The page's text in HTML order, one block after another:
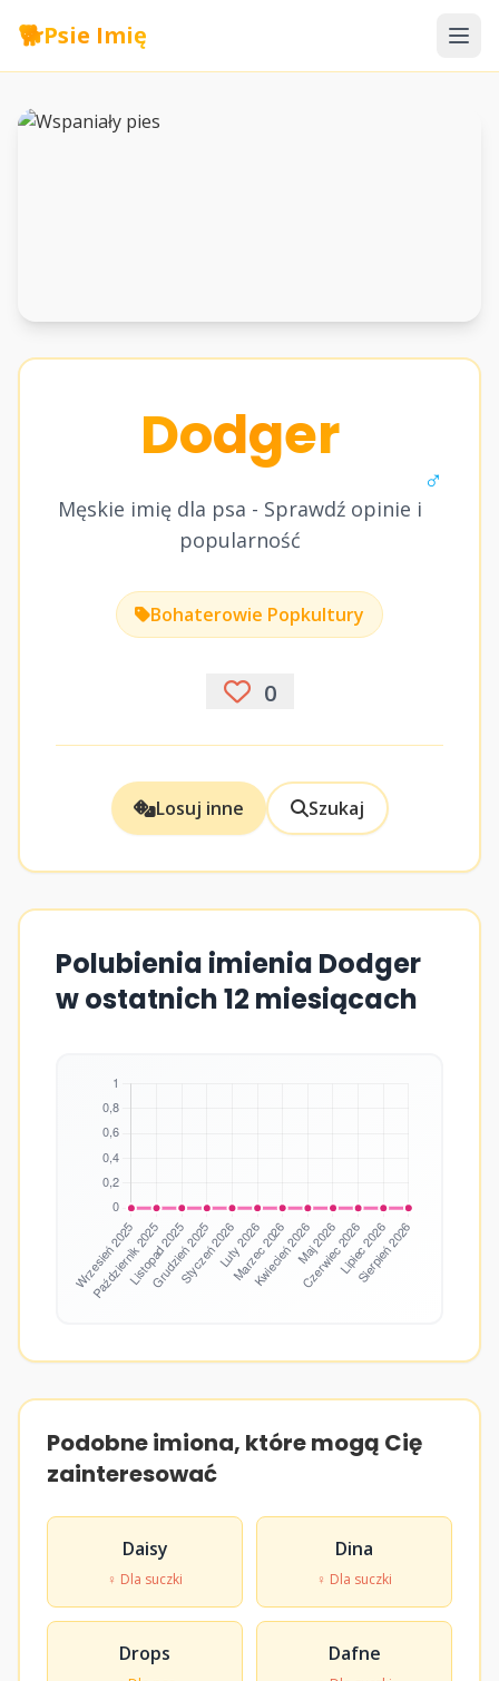
🐕Psie Imię
Dodger
Męskie imię dla psa - Sprawdź opinie i
popularność
♂
Bohaterowie Popkultury
0
Losuj inne Szukaj
Polubienia imienia Dodger
w ostatnich 12 miesiącach
Podobne imiona, które mogą Cię
zainteresować
Daisy
♀ Dla suczki
Dina
♀ Dla suczki
Drops Dafne